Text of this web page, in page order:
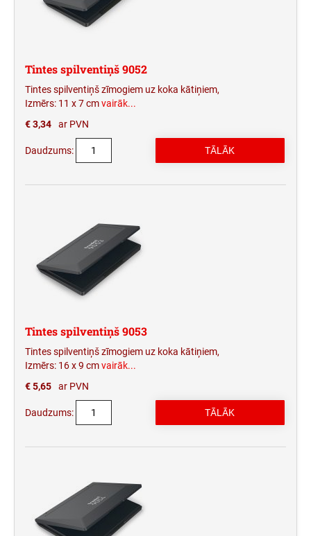
Tintes spilventiņš 9052
Tintes spilventiņš zīmogiem uz koka kātiņiem,
Izmērs: 11 x 7 cmvairāk...
€ 3,34
ar PVN
Daudzums:
Tintes spilventiņš 9053
Tintes spilventiņš zīmogiem uz koka kātiņiem,
Izmērs: 16 x 9 cmvairāk...
€ 5,65
ar PVN
Daudzums: